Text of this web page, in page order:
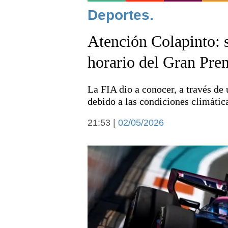
Noticias
Deportes
Arte y cultura
Economía y campo
Deportes.
Atención Colapinto:
horario del Gran
La FIA dio a conocer, a través de
debido a las condiciones
21:53 | 02/05/2026